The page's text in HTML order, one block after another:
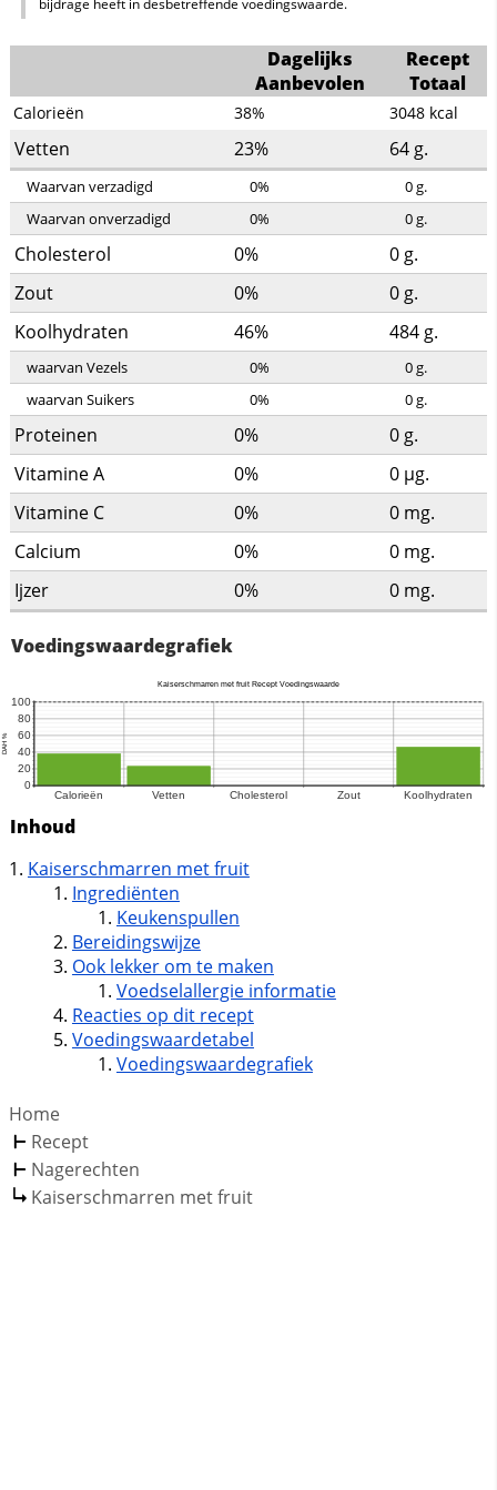
bijdrage heeft in desbetreffende voedingswaarde.
Dagelijks
Aanbevolen
Recept
Totaal
Calorieën 38% 3048 kcal
Vetten 23% 64 g.
Waarvan verzadigd 0% 0g.
Waarvan onverzadigd
0% 0g.
Cholesterol 0% 0 g.
Zout
0% 0 g.
Koolhydraten
46% 484 g.
waarvan Vezels 0% 0g.
waarvan Suikers
0% 0g.
Proteinen 0% 0 g.
Vitamine A
0% 0 µg.
Vitamine C
0% 0 mg.
Calcium
0% 0 mg.
Ijzer
0% 0 mg.
Voedingswaardegrafiek
Inhoud
Kaiserschmarren met fruit
Ingrediënten
Keukenspullen
Bereidingswijze
Ook lekker om te maken
Voedselallergie informatie
Reacties op dit recept
Voedingswaardetabel
Voedingswaardegrafiek
Home
Recept
Nagerechten
Kaiserschmarren met fruit